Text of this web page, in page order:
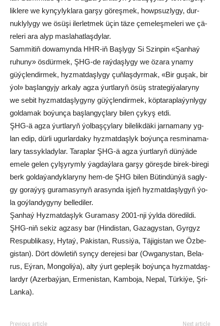
lik­le­re we kyn­çy­lyk­la­ra gar­şy gö­reş­mek, howp­suz­ly­gy, dur­
nuk­ly­ly­gy we ösü­şi iler­let­mek üçin tä­ze çe­me­leş­me­le­ri we çä­
re­le­ri ara alyp mas­la­hat­laş­dy­lar.
Sam­mi­tiň do­wa­myn­da HHR-iň Baş­ly­gy Si Szin­pin «Şan­haý
ru­hu­ny» ös­dür­mek, ŞHG-de raý­daş­ly­gy we öza­ra yna­my
güýç­len­dir­mek, hyz­mat­daş­ly­gy çuň­laş­dyr­mak, «Bir gu­şak, bir
ýol» baş­lan­gy­jy ar­ka­ly ag­za ýurt­la­ryň ösüş stra­te­gi­ýa­la­ry­ny
we se­bit hyz­mat­daş­ly­gy­ny güýç­len­dir­mek, köp­ta­rap­la­ýyn­ly­gy
gol­da­mak bo­ýun­ça baş­lan­gyç­la­ry bi­len çy­kyş et­di.
ŞHG-ä ag­za ýurt­la­ryň ýol­baş­çy­la­ry bi­le­lik­dä­ki jar­na­ma­ny yg­
lan edip, dür­li ugur­lar­da­ky hyz­mat­daş­lyk bo­ýun­ça res­mi­na­ma­
la­ry tas­syk­ladylar. Ta­rap­lar ŞHG-ä ag­za ýurt­la­ryň dün­ýä­de
eme­le ge­len çyl­şy­rym­ly ýag­daý­la­ra gar­şy gö­reş­de bi­rek-bi­re­gi
berk gol­da­ýan­dyk­la­ry­ny hem-de ŞHG bi­len Bü­tin­dün­ýä sag­ly­
gy go­ra­ýyş gu­ra­ma­sy­nyň ara­syn­da iş­jeň hyz­mat­daş­ly­gyň ýo­
la goý­lan­dy­gy­ny bel­le­di­ler.
Şan­haý Hyz­mat­daş­lyk Gu­ra­ma­sy 2001-nji ýyl­da dö­re­dil­di.
ŞHG-niň se­kiz ag­za­sy bar (Hin­dis­tan, Ga­za­gys­tan, Gyr­gy­z
Res­pub­li­ka­sy, Hy­taý, Pa­kis­tan, Rus­si­ýa, Tä­ji­gis­tan we Öz­be­
gis­tan). Dört döw­le­tiň syn­çy de­re­je­si bar (Ow­ga­nys­tan, Be­la­
rus, Eý­ran, Mon­go­li­ýa), al­ty ýurt gep­le­şik bo­ýun­ça hyz­mat­daş­
lar­dyr (Azer­baý­jan, Er­me­nis­tan, Kam­bo­ja, Ne­pal, Tür­ki­ýe, Şri-
Lan­ka).
Previous article Next article